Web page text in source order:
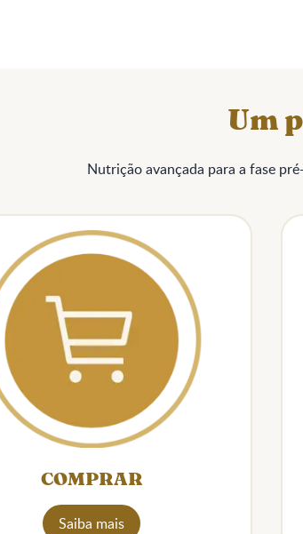
Um
Nutrição avançada para a fase
COMPRAR
Saiba mais